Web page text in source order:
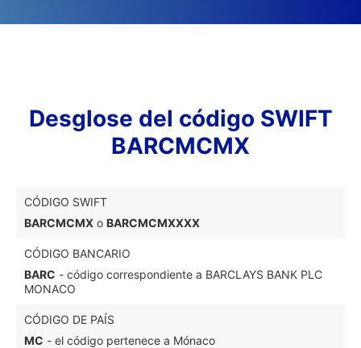
Desglose del código SWIFT
BARCMCMX
CÓDIGO SWIFT
BARCMCMX o BARCMCMXXXX
CÓDIGO BANCARIO
BARC - código correspondiente a BARCLAYS BANK PLC
MONACO
CÓDIGO DE PAÍS
MC - el código pertenece a Mónaco